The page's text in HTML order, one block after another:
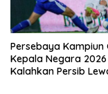
Persebaya Kampiun
Kepala Negara
Kalahkan Persib